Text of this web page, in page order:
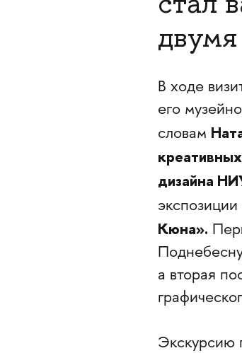
В ходе
его
словам
дизайна
экспозиции
Кюна».
а вторая
Экскурсию